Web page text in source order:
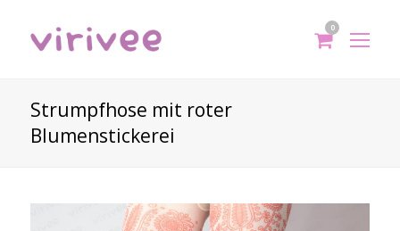
0
Strumpfhose mit roter
Blumenstickerei